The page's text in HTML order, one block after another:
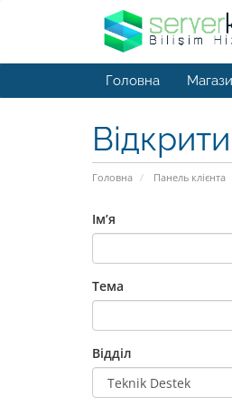
Головна
Головна Панель клієнта
Ім’я
Тема
Відділ